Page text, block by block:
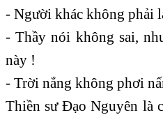
- Người khác không phải
- Thầy nói không sai,
này !
- Trời nắng không phơi
Thiền sư Đạo Nguyên là